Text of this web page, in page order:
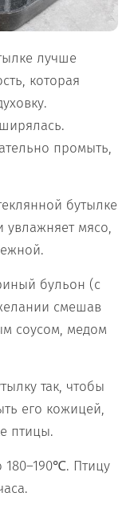
лучше
которая
промыть,
бутылке
увлажняет мясо,
бульон (с
смешав
соусом, медом
так, чтобы
его кожицей,
птицы.
180–190℃. Птицу